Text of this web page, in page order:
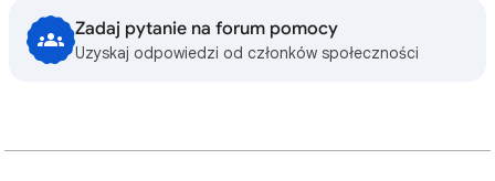
Zadaj pytanie na forum pomocy
Uzyskaj odpowiedzi od członków społeczności